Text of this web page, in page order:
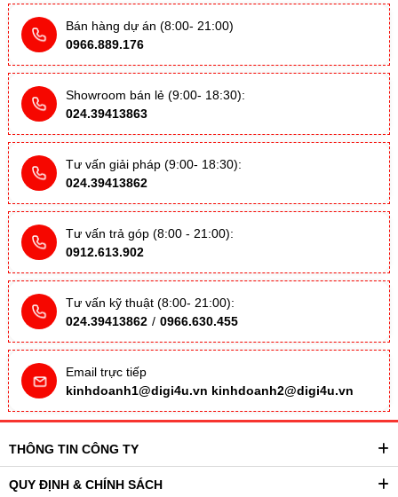
Bán hàng dự án (8:00- 21:00)
0966.889.176
Showroom bán lẻ (9:00- 18:30):
024.39413863
Tư vấn giải pháp (9:00- 18:30):
024.39413862
Tư vấn trả góp (8:00 - 21:00):
0912.613.902
Tư vấn kỹ thuật (8:00- 21:00):
024.39413862 / 0966.630.455
Email trực tiếp
kinhdoanh1@digi4u.vn kinhdoanh2@digi4u.vn
THÔNG TIN CÔNG TY
QUY ĐỊNH & CHÍNH SÁCH